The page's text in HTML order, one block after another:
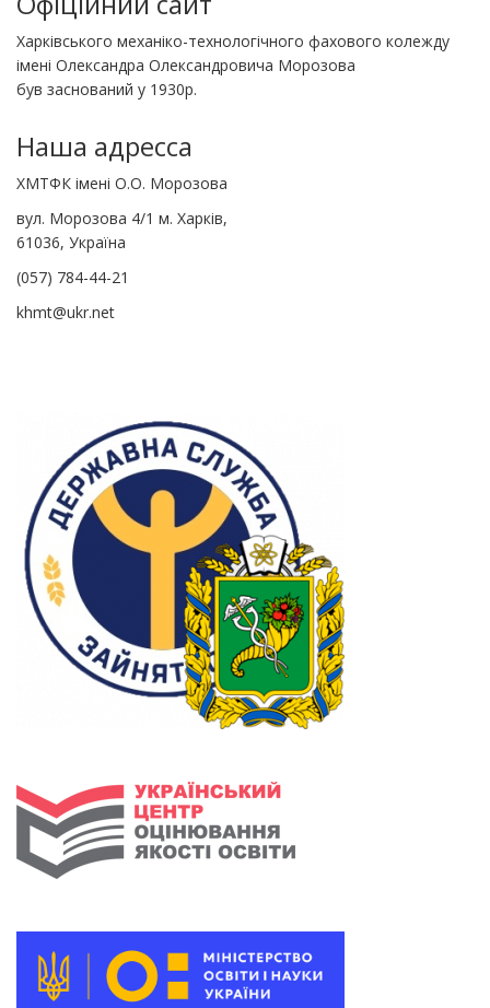
Харківського механіко-технологічного фахового колежду
імені Олександра Олександровича Морозова
був заснований у 1930р.
Наша адресса
ХМТФК імені О.О. Морозова
вул. Морозова 4/1 м. Харків,
61036, Україна
(057) 784-44-21
khmt@ukr.net